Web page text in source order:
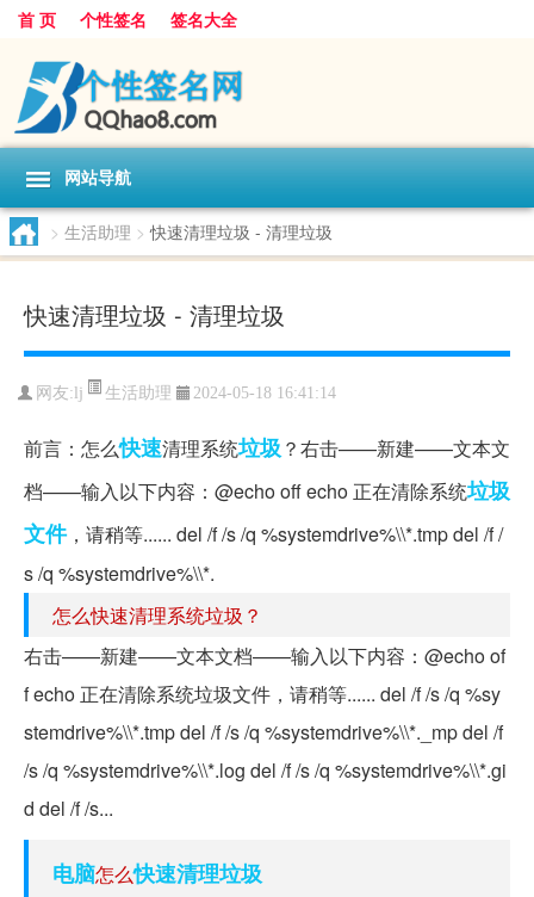
首 页 个性签名 签名大全
网站导航
> 生活助理 > 快速清理垃圾 - 清理垃圾
快速清理垃圾 - 清理垃圾
网友: lj 生活助理 2024-05-18 16:41:14
前言：怎么快速清理系统垃圾？右击——新建——文本文
档——输入以下内容：@echo off echo 正在清除系统垃圾
文件，请稍等...... del /f /s /q %systemdrive%\\*.tmp del /f /
s /q %systemdrive%\\*.
怎么快速清理系统垃圾？
右击——新建——文本文档——输入以下内容：@echo of
f echo 正在清除系统垃圾文件，请稍等...... del /f /s /q %sy
stemdrive%\\*.tmp del /f /s /q %systemdrive%\\*._mp del /f
/s /q %systemdrive%\\*.log del /f /s /q %systemdrive%\\*.gi
d del /f /s...
电脑怎么快速清理垃圾